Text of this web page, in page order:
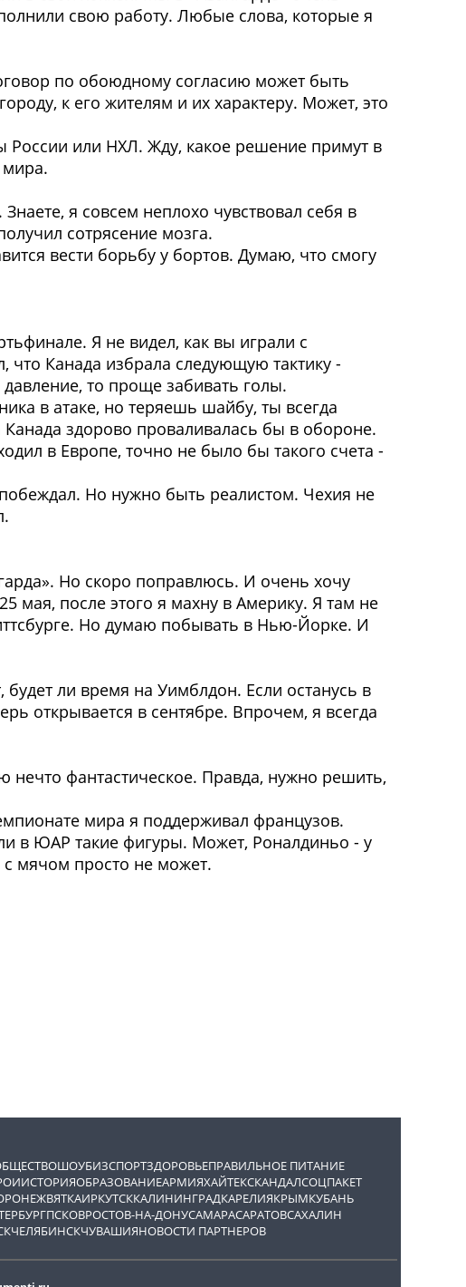
свою работу. Любые слова, которые я
по обоюдному согласию может быть
к его жителям и их характеру. Может, это
России или НХЛ. Жду, какое решение примут в
мира.
я совсем неплохо чувствовал себя в
сотрясение мозга.
вести борьбу у бортов. Думаю, что смогу
Я не видел, как вы играли с
Канада избрала следующую тактику -
то проще забивать голы.
в атаке, но теряешь шайбу, ты всегда
здорово проваливалась бы в обороне.
в Европе, точно не было бы такого счета -
Но нужно быть реалистом. Чехия не
Но скоро поправлюсь. И очень хочу
после этого я махну в Америку. Я там не
Но думаю побывать в Нью-Йорке. И
ли время на Уимблдон. Если останусь в
открывается в сентябре. Впрочем, я всегда
нечто фантастическое. Правда, нужно решить,
мира я поддерживал французов.
в ЮАР такие фигуры. Может, Роналдиньо - у
мячом просто не может.
ШОУБИЗСПОРТЗДОРОВЬЕПРАВИЛЬНОЕ ПИТАНИЕ
ИСТОРИЯОБРАЗОВАНИЕАРМИЯХАЙТЕКСКАНДАЛСОЦПАКЕТ
ВЯТКАИРКУТСККАЛИНИНГРАДКАРЕЛИЯКРЫМКУБАНЬ
ПСКОВРОСТОВ-НА-ДОНУСАМАРАСАРАТОВСАХАЛИН
ЧЕЛЯБИНСКЧУВАШИЯНОВОСТИ ПАРТНЕРОВ